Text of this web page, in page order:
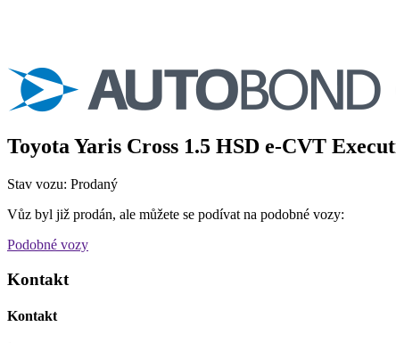
Toyota Yaris Cross 1.5 HSD e-CVT
Stav vozu: Prodaný
Vůz byl již prodán, ale můžete se podívat na podobné vozy:
Podobné vozy
Kontakt
Kontakt